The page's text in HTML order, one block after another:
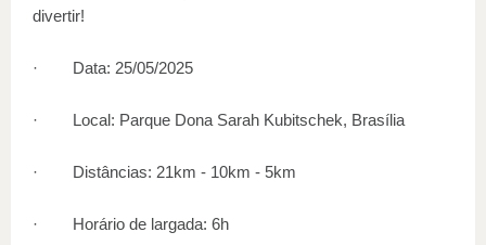
divertir!
· Data: 25/05/2025
· Local: Parque Dona Sarah Kubitschek, Brasília
· Distâncias: 21km - 10km - 5km
· Horário de largada: 6h